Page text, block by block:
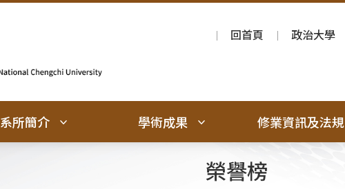
回首頁
政治大學
系所簡介 學術成果 修業資訊及法規
榮譽榜